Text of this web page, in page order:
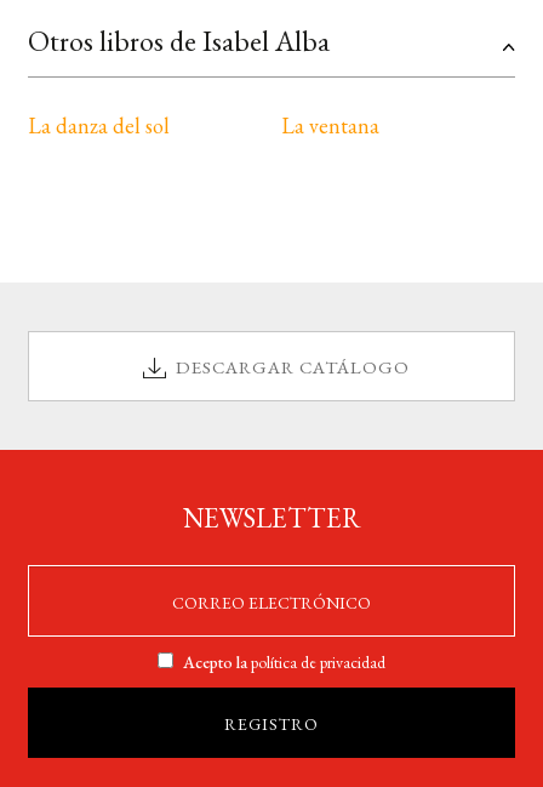
Otros libros de Isabel Alba
La danza del sol La ventana
DESCARGAR CATÁLOGO
NEWSLETTER
Acepto lapolítica de privacidad